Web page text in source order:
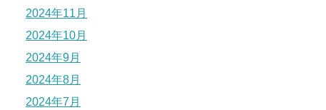
2024年11月
2024年10月
2024年9月
2024年8月
2024年7月